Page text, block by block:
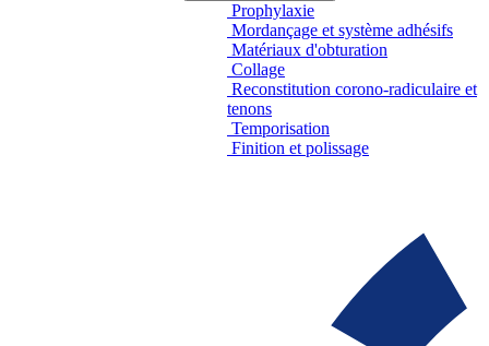
Prophylaxie
Mordançage et système adhésifs
Matériaux d'obturation
Collage
Reconstitution corono-radiculaire et
tenons
Temporisation
Finition et polissage